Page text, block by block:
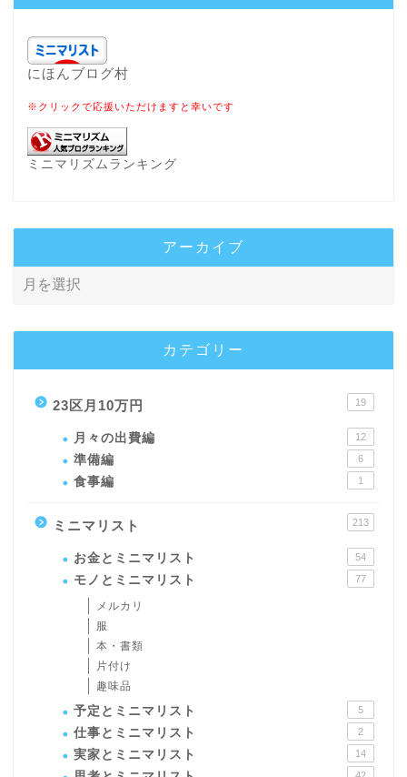
にほんブログ村
※クリックで応援いただけますと幸いです
ミニマリズムランキング
アーカイブ
カテゴリー
23区月10万円 19
月々の出費編 12
準備編 6
食事編 1
ミニマリスト 213
お金とミニマリスト 54
モノとミニマリスト 77
メルカリ
服
本・書類
片付け
趣味品
予定とミニマリスト 5
仕事とミニマリスト 2
実家とミニマリスト 14
42